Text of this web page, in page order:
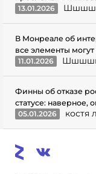
13.01.2026
В Монреале об
все элементы
11.01.2026
Финны об отказе
статусе: наверное,
05.01.2026
костя